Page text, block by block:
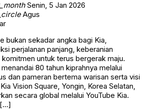
Senin, 5 Jan 2026
Agus
bukan sekadar angka bagi Kia,
perjalanan panjang, keberanian
untuk terus bergerak maju.
80 tahun kiprahnya melalui
dan pameran bertema warisan serta visi
Vision Square, Yongin, Korea Selatan,
secara global melalui YouTube Kia.
[…]